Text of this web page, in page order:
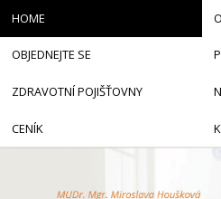
HOME
OBJEDNEJTE SE
ZDRAVOTNÍ POJIŠŤOVNY
CENÍK